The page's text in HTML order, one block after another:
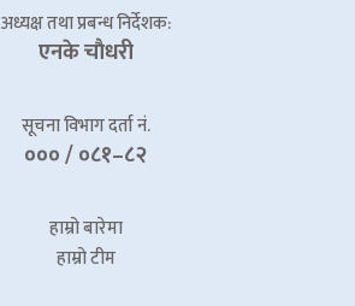
अध्यक्ष तथा प्रबन्ध निर्देशक:
एनके चाैधरी
सूचना विभाग दर्ता नं.
००० / ०८१–८२
हाम्रो बारेमा
हाम्रो टीम